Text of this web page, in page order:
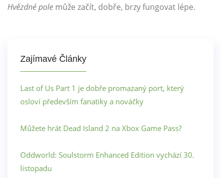
Hvězdné pole může začít, dobře, brzy fungovat lépe.
Zajímavé Články
Last of Us Part 1 je dobře promazaný port, který
osloví především fanatiky a nováčky
Můžete hrát Dead Island 2 na Xbox Game Pass?
Oddworld: Soulstorm Enhanced Edition vychází 30.
listopadu